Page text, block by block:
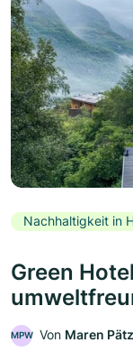
Nachhaltigkeit in
Green
MPW Von Maren